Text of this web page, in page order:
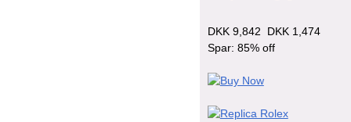
DKK 9,842
DKK 1,474
Spar: 85% off